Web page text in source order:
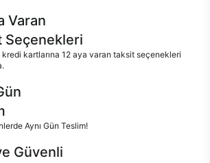
Varan
Seçenekleri
kredi kartlarına 12 aya varan taksit seçenekleri
Aynı Gün Teslim!
Güvenli